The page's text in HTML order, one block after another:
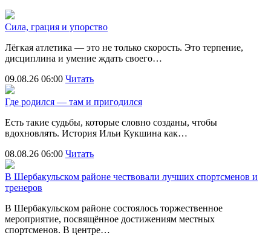
Сила, грация и упорство
Лёгкая атлетика — это не только скорость. Это терпение,
дисциплина и умение ждать своего…
09.08.26 06:00 Читать
Где родился — там и пригодился
Есть такие судьбы, которые словно созданы, чтобы
вдохновлять. История Ильи Кукшина как…
08.08.26 06:00 Читать
В Шербакульском районе чествовали лучших спортсменов и
тренеров
В Шербакульском районе состоялось торжественное
мероприятие, посвящённое достижениям местных
спортсменов. В центре…